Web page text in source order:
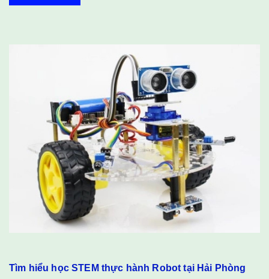
trên máy bay mô mình), có loại thì sở hữu một momen lực bá đạo
Tìm hiểu học STEM thực hành Robot tại Hải Phòng